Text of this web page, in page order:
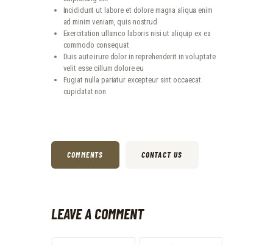
Incididunt ut labore et dolore magna aliqua enim
ad minim veniam, quis nostrud
Exercitation ullamco laboris nisi ut aliquip ex ea
commodo consequat
Duis aute irure dolor in reprehenderit in voluptate
velit esse cillum dolore eu
Fugiat nulla pariatur excepteur sint occaecat
cupidatat non
COMMENTS CONTACT US
LEAVE A COMMENT